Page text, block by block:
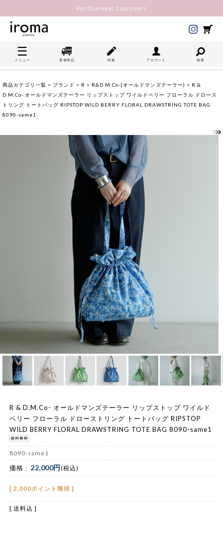
For Overseas Customers
メニュー 新着商品 特集 アカウント 検索
商品カテゴリ一覧 > ブランド > R > R&D.M.Co-(オールドマンズテーラー) > R &
D.M.Co- オールドマンズテーラー リップストップ ワイルドベリー フローラル ドロース
トリング トートバッグ RIPSTOP WILD BERRY FLORAL DRAWSTRING TOTE BAG
8090-same1
R & D.M.Co- オールドマンズテーラー リップストップ ワイルド
ベリー フローラル ドローストリング トートバッグ RIPSTOP
WILD BERRY FLORAL DRAWSTRING TOTE BAG 8090-same1
8090-same1
価格 : 22,000円 (税込)
[ 2,000ポイント獲得 ]
[ 送料込 ]